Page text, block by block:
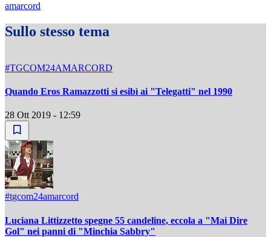
amarcord
Sullo stesso tema
#TGCOM24AMARCORD
Quando Eros Ramazzotti si esibì ai "Telegatti" nel 1990
28 Ott 2019 - 12:59
#tgcom24amarcord
Luciana Littizzetto spegne 55 candeline, eccola a "Mai Dire
Gol" nei panni di "Minchia Sabbry"